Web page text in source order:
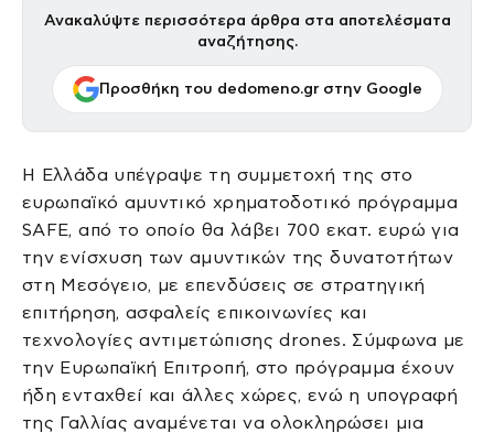
Ανακαλύψτε περισσότερα άρθρα στα αποτελέσματα
αναζήτησης.
Προσθήκη του dedomeno.gr στην Google
Η Ελλάδα υπέγραψε τη συμμετοχή της στο
ευρωπαϊκό αμυντικό χρηματοδοτικό πρόγραμμα
SAFE, από το οποίο θα λάβει 700 εκατ. ευρώ για
την ενίσχυση των αμυντικών της δυνατοτήτων
στη Μεσόγειο, με επενδύσεις σε στρατηγική
επιτήρηση, ασφαλείς επικοινωνίες και
τεχνολογίες αντιμετώπισης drones. Σύμφωνα με
την Ευρωπαϊκή Επιτροπή, στο πρόγραμμα έχουν
ήδη ενταχθεί και άλλες χώρες, ενώ η υπογραφή
της Γαλλίας αναμένεται να ολοκληρώσει μια